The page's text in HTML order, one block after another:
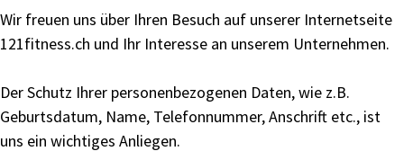
Wir freuen uns über Ihren Besuch auf unserer Internetseite
121fitness.ch und Ihr Interesse an unserem Unternehmen.
Der Schutz Ihrer personenbezogenen Daten, wie z.B.
Geburtsdatum, Name, Telefonnummer, Anschrift etc., ist
uns ein wichtiges Anliegen.